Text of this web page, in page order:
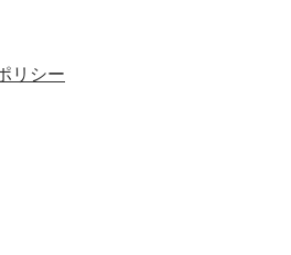
リシー